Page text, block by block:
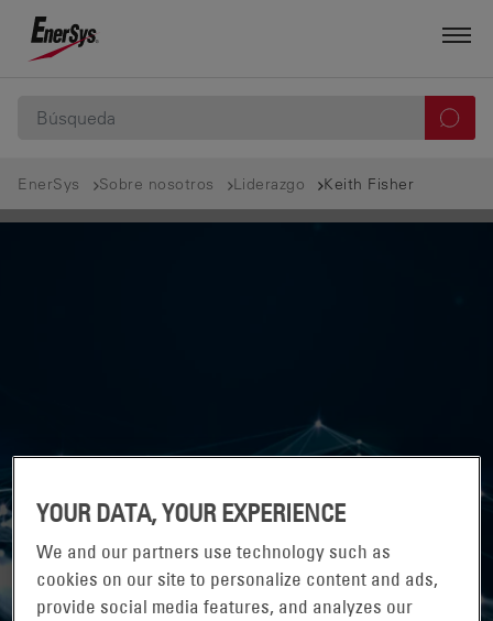
EnerSys Sobre nosotros Liderazgo Keith Fisher
YOUR DATA, YOUR EXPERIENCE
We and our partners use technology such as
cookies on our site to personalize content and ads,
provide social media features, and analyzes our